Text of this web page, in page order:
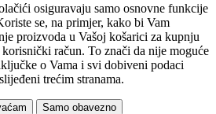
osiguravaju samo osnovne funkcije
se, na primjer, kako bi Vam
proizvoda u Vašoj košarici za kupnju
račun. To znači da nije moguće
o Vama i svi dobiveni podaci
trećim stranama.
Samo obavezno